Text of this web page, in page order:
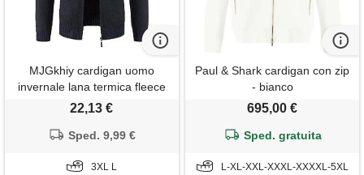
MJGkhiy cardigan uomo
invernale lana termica fleece
giacche imbottito in pile
maglioni lavorato a maglia
cappuccio felpato giubbotto
22,13 €
Sped. 9,99 €
3XL L
Paul & Shark cardigan con zip
- bianco
695,00 €
Sped. gratuita
L-XL-XXL-XXXL-XXXXL-5XL